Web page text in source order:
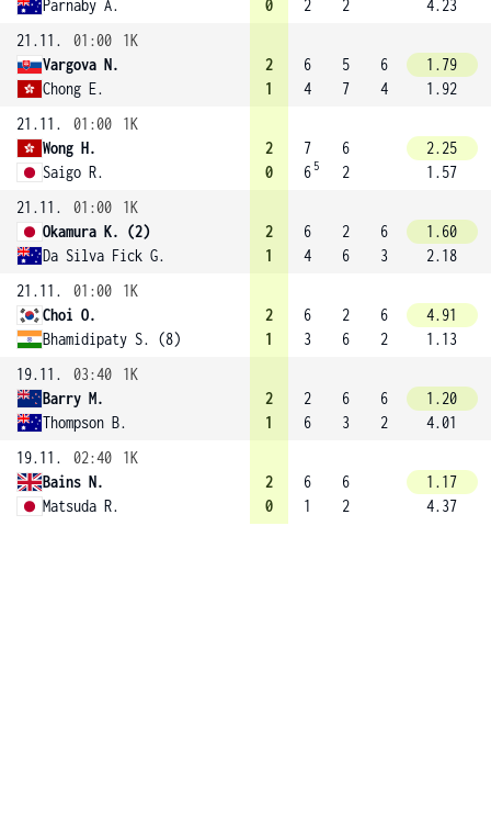
Parnaby A. 0 2 2
4.23
21.11.
01:00
1K
Vargova N.
Chong E.
2
1
6
4
5
7
6
4
1.79
1.92
21.11.
01:00
1K
Wong H.
Saigo R.
2
0
7
6 5
6
2
2.25
1.57
21.11.
01:00
1K
Okamura K. (2)
Da Silva Fick G.
2
1
6
4
2
6
6
3
1.60
2.18
21.11.
01:00
1K
Choi O.
Bhamidipaty S. (8)
2
1
6
3
2
6
6
2
4.91
1.13
19.11.
03:40
1K
Barry M.
Thompson B.
2
1
2
6
6
3
6
2
1.20
4.01
19.11.
02:40
1K
Bains N.
Matsuda R.
2
0
6
1
6
2
1.17
4.37